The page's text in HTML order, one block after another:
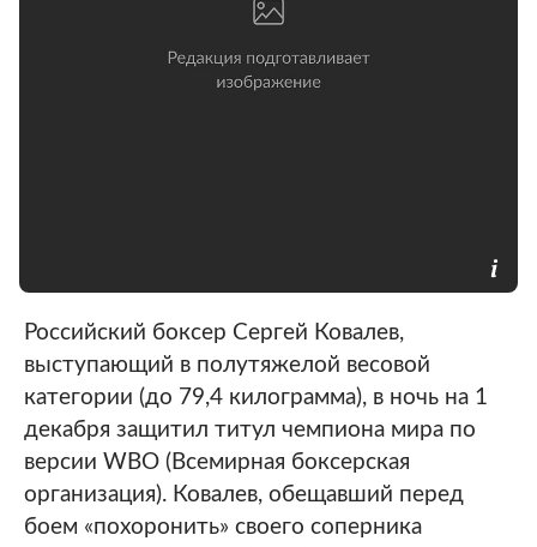
Российский боксер Сергей Ковалев,
выступающий в полутяжелой весовой
категории (до 79,4 килограмма), в ночь на 1
декабря защитил титул чемпиона мира по
версии WBO (Всемирная боксерская
организация). Ковалев, обещавший перед
боем «похоронить» своего соперника